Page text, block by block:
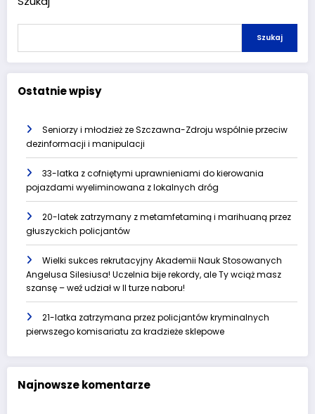
Szukaj
Ostatnie wpisy
Seniorzy i młodzież ze Szczawna-Zdroju wspólnie przeciw
dezinformacji i manipulacji
33-latka z cofniętymi uprawnieniami do kierowania
pojazdami wyeliminowana z lokalnych dróg
20-latek zatrzymany z metamfetaminą i marihuaną przez
głuszyckich policjantów
Wielki sukces rekrutacyjny Akademii Nauk Stosowanych
Angelusa Silesiusa! Uczelnia bije rekordy, ale Ty wciąż masz
szansę – weź udział w II turze naboru!
21-latka zatrzymana przez policjantów kryminalnych
pierwszego komisariatu za kradzieże sklepowe
Najnowsze komentarze